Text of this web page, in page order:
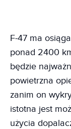
F-47 ma
ponad 2400
będzie
powietrzna
zanim on
istotna jest
użycia